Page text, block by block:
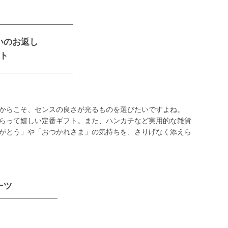
のお返し
こそ、センスの良さが光るものを選びたいですよね。
って嬉しい定番ギフト。また、ハンカチなど実用的な雑貨
う」や「おつかれさま」の気持ちを、さりげなく添えら
ツ